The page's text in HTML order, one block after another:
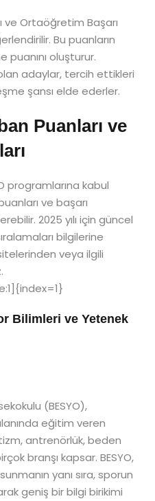
ve Ortaöğretim Başarı
Bu puanların
puanını oluşturur.
adaylar, tercih ettikleri
şansı elde ederler.
Puanları ve
programlarına kabul
ve başarı
2025 yılı için güncel
bilgilerine
veya ilgili
Bilimleri ve Yetenek
(BESYO),
eğitim veren
antrenörlük, beden
branşı kapsar. BESYO,
yanı sıra, sporun
geniş bir bilgi birikimi